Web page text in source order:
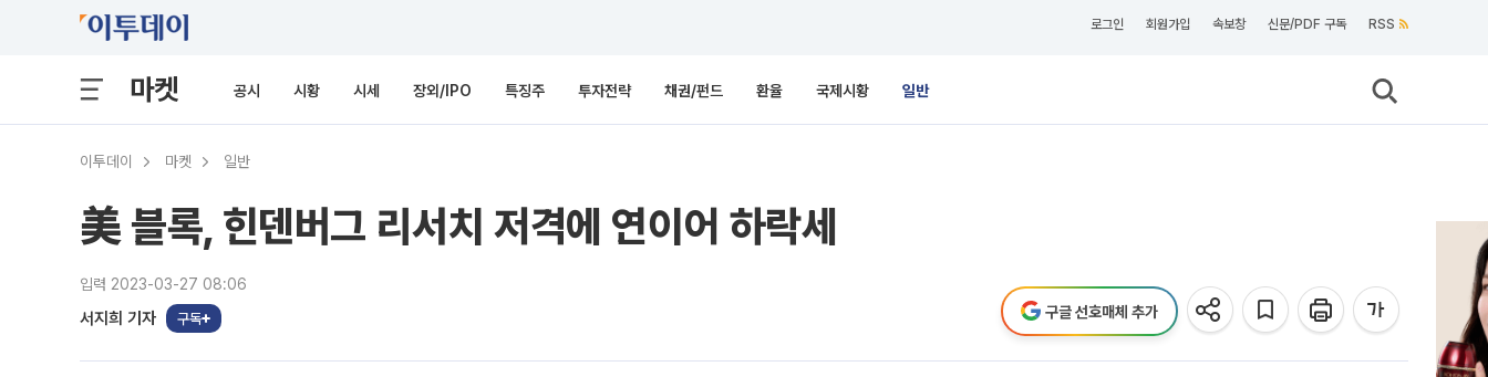
로그인 회원가입 속보창 신문/PDF 구독 RSS
마켓 공시 시황 시세 장외/IPO 특징주 투자전략 채권/펀드 환율 국제시황 일반
이투데이 마켓 일반
美 블록, 힌덴버그 리서치 저격에 연이어 하락세
입력 2023-03-27 08:06
서지희 기자 구독 구글 선호매체 추가